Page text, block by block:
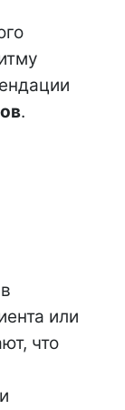
.
или
что